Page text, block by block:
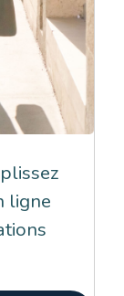
ligne